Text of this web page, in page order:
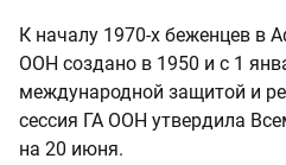
К началу 1970-х беженцев в
ООН создано в 1950 и с 1
международной защитой и
сессия ГА ООН утвердила
на 20 июня.